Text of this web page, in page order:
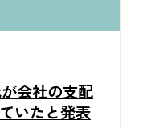
会社の支配
いたと発表